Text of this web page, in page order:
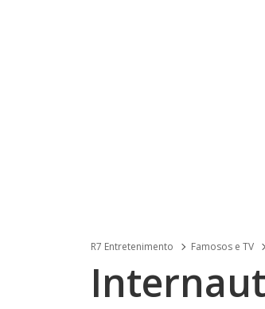
R7 Entretenimento Famosos e TV